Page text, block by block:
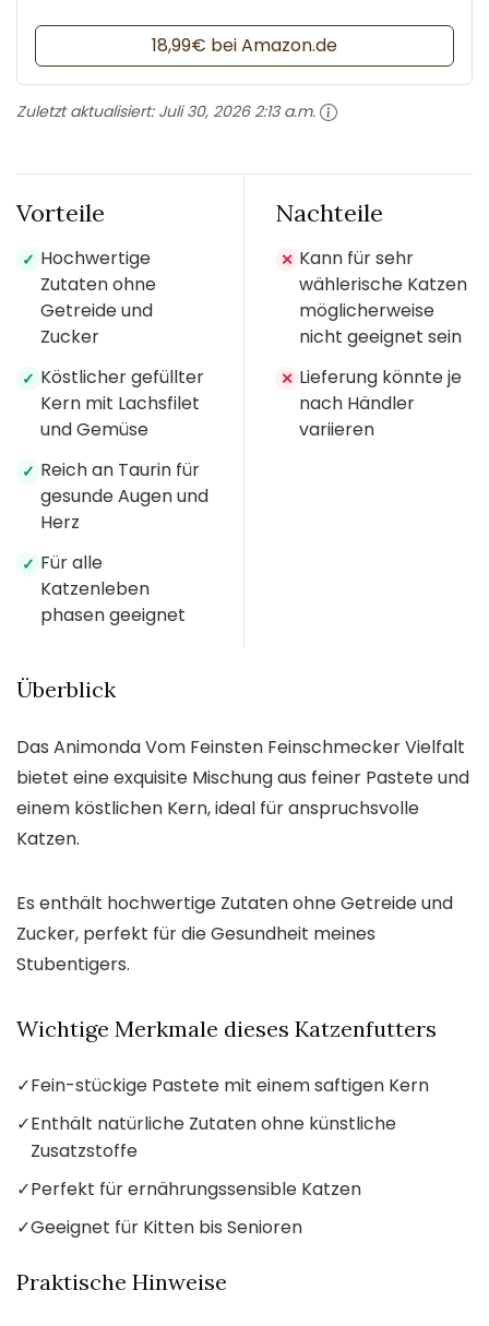
18,99€ bei Amazon.de
Zuletzt aktualisiert: Juli 30, 2026 2:13 a.m.
Vorteile
✓ Hochwertige
Zutaten ohne
Getreide und
Zucker
✓ Köstlicher gefüllter
Kern mit Lachsfilet
und Gemüse
✓ Reich an Taurin für
gesunde Augen und
Herz
✓ Für alle
Katzenleben
phasen geeignet
Nachteile
✕ Kann für sehr
wählerische Katzen
möglicherweise
nicht geeignet sein
✕ Lieferung könnte je
nach Händler
variieren
Überblick
Das Animonda Vom Feinsten Feinschmecker Vielfalt
bietet eine exquisite Mischung aus feiner Pastete und
einem köstlichen Kern, ideal für anspruchsvolle
Katzen.
Es enthält hochwertige Zutaten ohne Getreide und
Zucker, perfekt für die Gesundheit meines
Stubentigers.
Wichtige Merkmale dieses Katzenfutters
✓Fein-stückige Pastete mit einem saftigen Kern
✓Enthält natürliche Zutaten ohne künstliche
Zusatzstoffe
✓Perfekt für ernährungssensible Katzen
✓Geeignet für Kitten bis Senioren
Praktische Hinweise